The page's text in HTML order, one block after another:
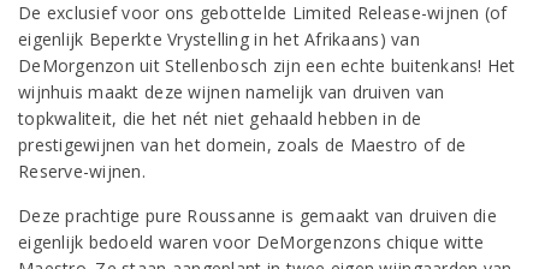
De exclusief voor ons gebottelde Limited Release-wijnen (of
eigenlijk Beperkte Vrystelling in het Afrikaans) van
DeMorgenzon uit Stellenbosch zijn een echte buitenkans! Het
wijnhuis maakt deze wijnen namelijk van druiven van
topkwaliteit, die het nét niet gehaald hebben in de
prestigewijnen van het domein, zoals de Maestro of de
Reserve-wijnen.
Deze prachtige pure Roussanne is gemaakt van druiven die
eigenlijk bedoeld waren voor DeMorgenzons chique witte